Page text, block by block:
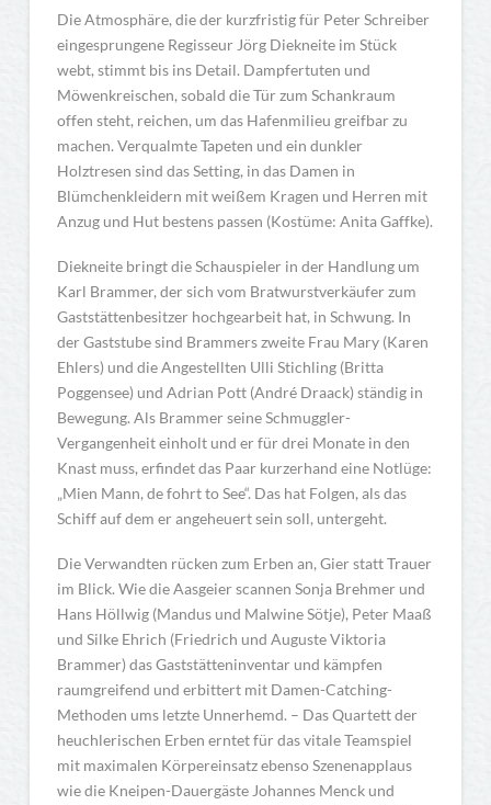
Die Atmosphäre, die der kurzfristig für Peter Schreiber
eingesprungene Regisseur Jörg Diekneite im Stück
webt, stimmt bis ins Detail. Dampfertuten und
Möwenkreischen, sobald die Tür zum Schankraum
offen steht, reichen, um das Hafenmilieu greifbar zu
machen. Verqualmte Tapeten und ein dunkler
Holztresen sind das Setting, in das Damen in
Blümchenkleidern mit weißem Kragen und Herren mit
Anzug und Hut bestens passen (Kostüme: Anita Gaffke).
Diekneite bringt die Schauspieler in der Handlung um
Karl Brammer, der sich vom Bratwurstverkäufer zum
Gaststättenbesitzer hochgearbeit hat, in Schwung. In
der Gaststube sind Brammers zweite Frau Mary (Karen
Ehlers) und die Angestellten Ulli Stichling (Britta
Poggensee) und Adrian Pott (André Draack) ständig in
Bewegung. Als Brammer seine Schmuggler-
Vergangenheit einholt und er für drei Monate in den
Knast muss, erfindet das Paar kurzerhand eine Notlüge:
„Mien Mann, de fohrt to See“. Das hat Folgen, als das
Schiff auf dem er angeheuert sein soll, untergeht.
Die Verwandten rücken zum Erben an, Gier statt Trauer
im Blick. Wie die Aasgeier scannen Sonja Brehmer und
Hans Höllwig (Mandus und Malwine Sötje), Peter Maaß
und Silke Ehrich (Friedrich und Auguste Viktoria
Brammer) das Gaststätteninventar und kämpfen
raumgreifend und erbittert mit Damen-Catching-
Methoden ums letzte Unnerhemd. – Das Quartett der
heuchlerischen Erben erntet für das vitale Teamspiel
mit maximalen Körpereinsatz ebenso Szenenapplaus
wie die Kneipen-Dauergäste Johannes Menck und